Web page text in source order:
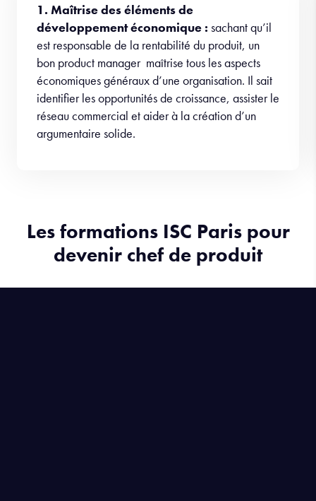
1. Maîtrise des éléments de
développement économique : sachant qu’il
est responsable de la rentabilité du produit, un
bon product manager maîtrise tous les aspects
économiques généraux d’une organisation. Il sait
identifier les opportunités de croissance, assister le
réseau commercial et aider à la création d’un
argumentaire solide.
Les formations ISC Paris pour
devenir chef de produit